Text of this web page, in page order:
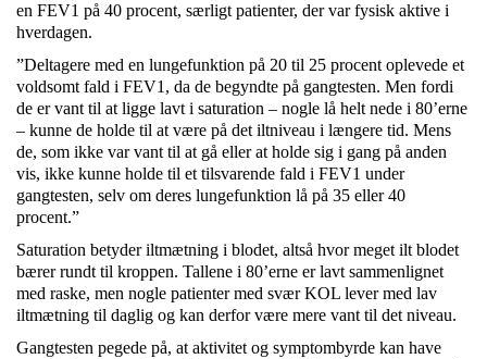
en FEV1 på 40 procent, særligt patienter, der var fysisk aktive i
hverdagen.
”Deltagere med en lungefunktion på 20 til 25 procent oplevede et
voldsomt fald i FEV1, da de begyndte på gangtesten. Men fordi
de er vant til at ligge lavt i saturation – nogle lå helt nede i 80’erne
– kunne de holde til at være på det iltniveau i længere tid. Mens
de, som ikke var vant til at gå eller at holde sig i gang på anden
vis, ikke kunne holde til et tilsvarende fald i FEV1 under
gangtesten, selv om deres lungefunktion lå på 35 eller 40
procent.”
Saturation betyder iltmætning i blodet, altså hvor meget ilt blodet
bærer rundt til kroppen. Tallene i 80’erne er lavt sammenlignet
med raske, men nogle patienter med svær KOL lever med lav
iltmætning til daglig og kan derfor være mere vant til det niveau.
Gangtesten pegede på, at aktivitet og symptombyrde kan have